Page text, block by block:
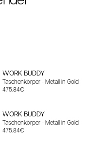
WORK BUDDY
Taschenkörper - Metall in Gold
Angebotspreis
475.84€
WORK BUDDY
Taschenkörper - Metall in Gold
Angebotspreis
475.84€